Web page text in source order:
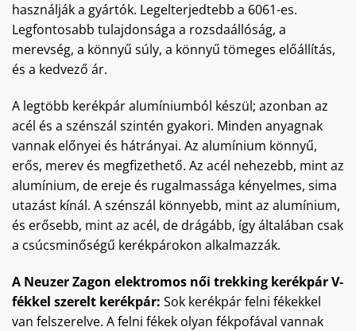
használják a gyártók. Legelterjedtebb a 6061-es.
Legfontosabb tulajdonsága a rozsdaállóság, a
merevség, a könnyű súly, a könnyű tömeges előállítás,
és a kedvező ár.
A legtöbb kerékpár alumíniumból készül; azonban az
acél és a szénszál szintén gyakori. Minden anyagnak
vannak előnyei és hátrányai. Az alumínium könnyű,
erős, merev és megfizethető. Az acél nehezebb, mint az
alumínium, de ereje és rugalmassága kényelmes, sima
utazást kínál. A szénszál könnyebb, mint az alumínium,
és erősebb, mint az acél, de drágább, így általában csak
a csúcsminőségű kerékpárokon alkalmazzák.
A Neuzer Zagon elektromos női trekking kerékpár V-
fékkel szerelt kerékpár: Sok kerékpár felni fékekkel
van felszerelve. A felni fékek olyan fékpofával vannak